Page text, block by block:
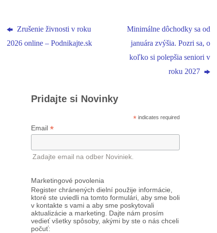
Zrušenie živnosti v roku
2026 online – Podnikajte.sk
Minimálne dôchodky sa od
januára zvýšia. Pozri sa, o
koľko si polepšia seniori v
roku 2027
Pridajte si Novinky
* indicates required
Email *
Zadajte email na odber Noviniek.
Marketingové povolenia
Register chránených dielní použije informácie,
ktoré ste uviedli na tomto formulári, aby sme boli
v kontakte s vami a aby sme poskytovali
aktualizácie a marketing. Dajte nám prosím
vedieť všetky spôsoby, akými by ste o nás chceli
počuť: